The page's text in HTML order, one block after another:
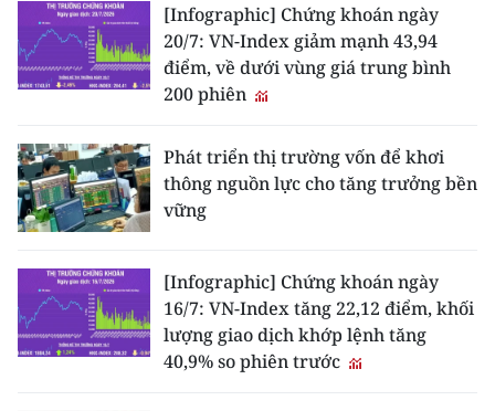
[Infographic] Chứng khoán ngày
20/7: VN-Index giảm mạnh 43,94
điểm, về dưới vùng giá trung bình
200 phiên
Phát triển thị trường vốn để khơi
thông nguồn lực cho tăng trưởng bền
vững
[Infographic] Chứng khoán ngày
16/7: VN-Index tăng 22,12 điểm, khối
lượng giao dịch khớp lệnh tăng
40,9% so phiên trước